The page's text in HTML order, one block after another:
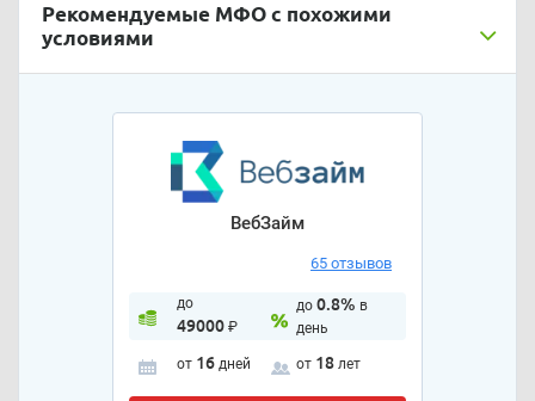
Рекомендуемые МФО с похожими
условиями
ВебЗайм
65 отзывов
до
49000₽
до 0.8% в
день
от 16 дней от 18 лет